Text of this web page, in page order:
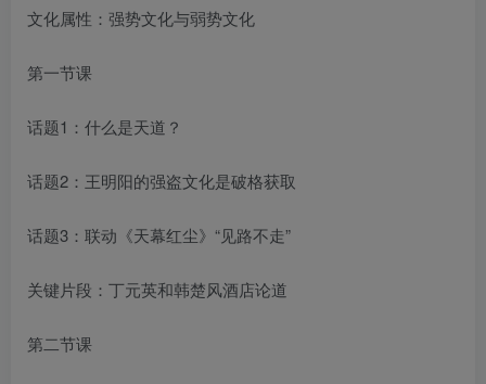
文化属性：强势文化与弱势文化
第一节课
话题1：什么是天道？
话题2：王明阳的强盗文化是破格获取
话题3：联动《天幕红尘》“见路不走”
关键片段：丁元英和韩楚风酒店论道
第二节课